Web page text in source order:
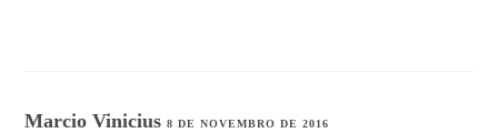
Marcio Vinicius8 DE NOVEMBRO DE 2016